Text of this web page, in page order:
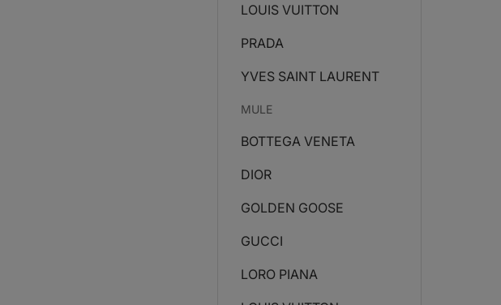
LOUIS VUITTON
PRADA
YVES SAINT LAURENT
MULE
BOTTEGA VENETA
DIOR
GOLDEN GOOSE
GUCCI
LORO PIANA